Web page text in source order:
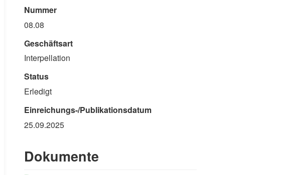
Nummer
08.08
Geschäftsart
Interpellation
Status
Erledigt
Einreichungs-/Publikationsdatum
25.09.2025
Dokumente